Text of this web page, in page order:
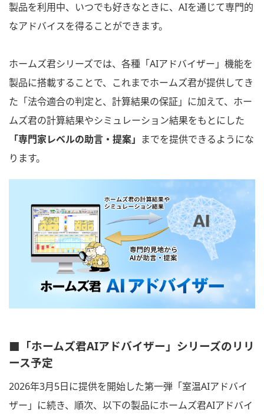
製品を利用中、いつでも好きなときに、AIを通じて専門的
なアドバイスを得ることができます。
ホームズ君シリーズでは、各種「AIアドバイザー」機能を
製品に搭載することで、これまでホームズ君が提供してき
た「法令適合の判定と、計算結果の保証」に加えて、ホー
ムズ君の計算結果やシミュレーション結果をもとにした
「専門家レベルの助言・提案」 までを提供できるようにな
ります。
■「ホームズ君AIアドバイザー」シリーズのリリ
ース予定
2026年3月5日に提供を開始した第一弾「室温AIアドバイ
ザー」に続き、順次、以下の製品にホームズ君AIアドバイ